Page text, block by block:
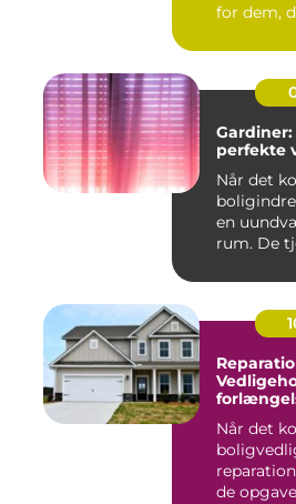
for dem,
perfekte
Når det
en
rum. De
Når det
de